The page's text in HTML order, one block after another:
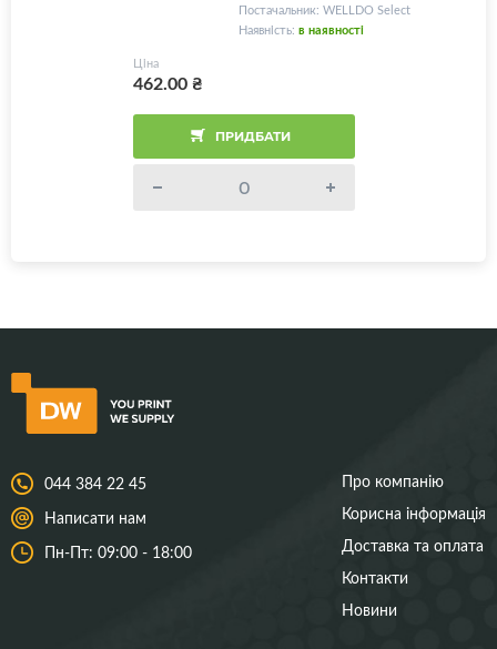
Постачальник: WELLDO Select
Наявність: в наявності
Ціна
462.00₴
ПРИДБАТИ
044 384 22 45
Написати нам
Пн-Пт: 09:00 - 18:00
Про компанію
Корисна інформація
Доставка та оплата
Контакти
Новини